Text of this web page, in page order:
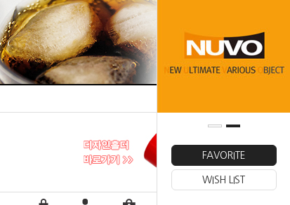
FAVORITE
WISH LIST